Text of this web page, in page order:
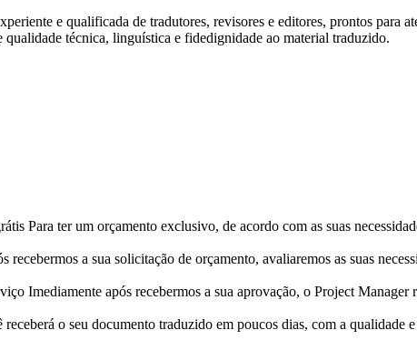
e qualificada de tradutores, revisores e editores, prontos para
técnica, linguística e fidedignidade ao material traduzido.
Para ter um orçamento exclusivo, de acordo com as suas
recebermos a sua solicitação de orçamento, avaliaremos as suas
Imediamente após recebermos a sua aprovação, o Project
receberá o seu documento traduzido em poucos dias, com a